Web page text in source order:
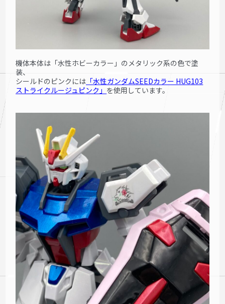
機体本体は「水性ホビーカラー」のメタリック系の色で塗
装、
シールドのピンクには 「水性ガンダムSEEDカラー HUG103
ストライクルージュピンク」 を使用しています。